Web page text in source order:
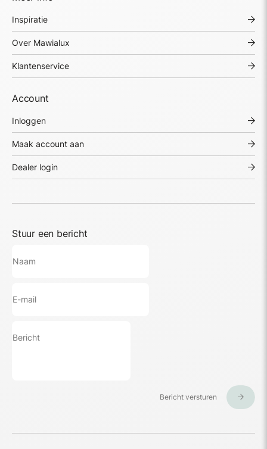
Inspiratie
Over Mawialux
Klantenservice
Account
Inloggen
Maak account aan
Dealer login
Stuur een bericht
Bericht versturen